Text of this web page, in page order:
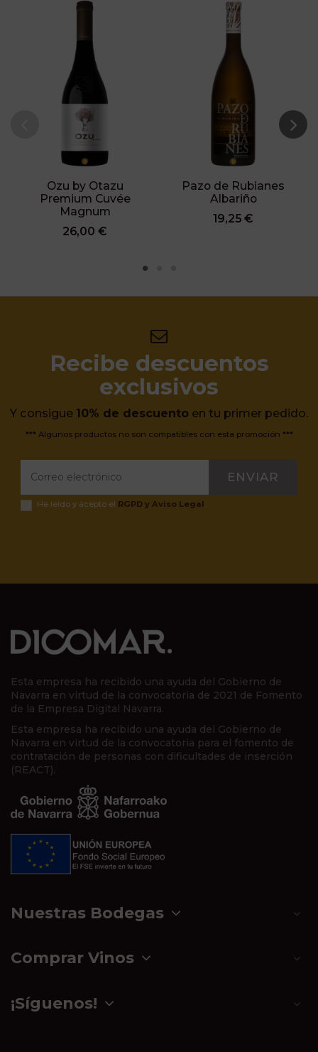
Ozu by Otazu
Premium Cuvée
Magnum
26,00 €
Pazo de Rubianes
Albariño
19,25 €
Recibe descuentos
exclusivos
Y consigue 10% de descuento en tu primer pedido.
*** Algunos productos no son compatibles con esta promoción ***
ENVIAR
He leído y acepto el RGPD y Aviso Legal
Esta empresa ha recibido una ayuda del Gobierno de
Navarra en virtud de la convocatoria de 2021 de Fomento
de la Empresa Digital Navarra.
Esta empresa ha recibido una ayuda del Gobierno de
Navarra en virtud de la convocatoria para el fomento de
contratación de personas con dificultades de inserción
(REACT).
Nuestras Bodegas
Comprar Vinos
¡Síguenos!